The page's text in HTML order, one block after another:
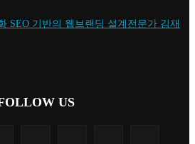
SEO 기반의 웹브랜딩 설계전문가 김재
US